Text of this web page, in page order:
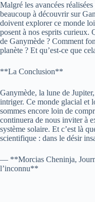
Malgré les avancées
beaucoup à découvrir sur
doivent explorer ce monde
posent à nos esprits curieux.
de Ganymède ? Comment
planète ? Et qu’est-ce que
**La Conclusion**
Ganymède, la lune de
intriger. Ce monde glacial et
sommes encore loin de
continuera de nous inviter à
système solaire. Et c’est là
scientifique : dans le désir
— **Morcias Cheninja,
l’inconnu**